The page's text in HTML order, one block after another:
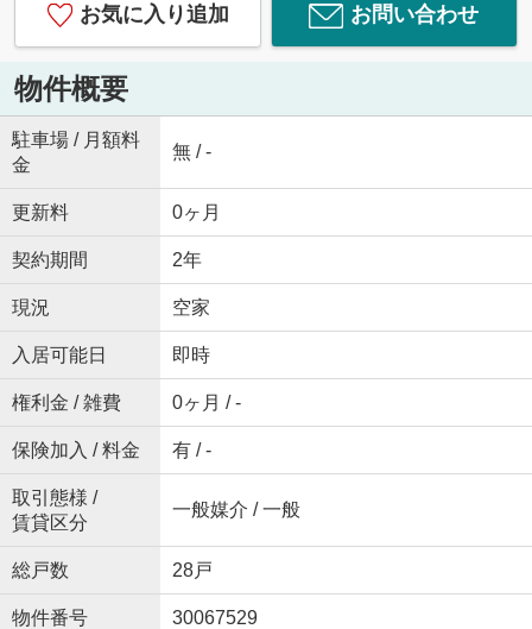
お気に入り追加 お問い合わせ
物件概要
駐車場 / 月額料
金
無 / -
更新料 0ヶ月
契約期間 2年
現況 空家
入居可能日 即時
権利金 / 雑費 0ヶ月 / -
保険加入 / 料金 有 / -
取引態様 /
賃貸区分
一般媒介 / 一般
総戸数 28戸
物件番号 30067529